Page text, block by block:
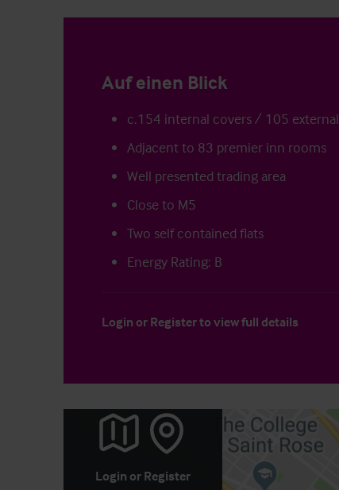
Auf einen Blick
c.154 internal covers / 105 external
Adjacent to 83 premier inn rooms
Well presented trading area
Close to M5
Two self contained flats
Energy Rating: B
Login or Registerto view full details
Login or Register